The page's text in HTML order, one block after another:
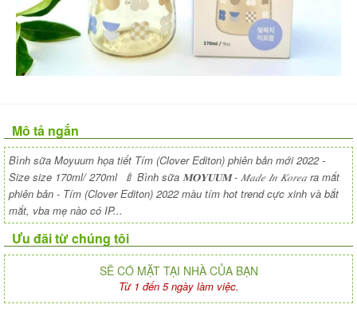
Mô tả ngắn
Bình sữa Moyuum họa tiết Tím (Clover Editon) phiên bản mới 2022 -
Size size 170ml/ 270ml 🍼 Bình sữa 𝐌𝐎𝐘𝐔𝐔𝐌 - 𝑀𝑎𝑑𝑒 𝐼𝑛 𝐾𝑜𝑟𝑒𝑎 ra mắt
phiên bản - Tím (Clover Editon) 2022 màu tím hot trend cực xinh và bắt
mắt, vba mẹ nào có IP...
Ưu đãi từ chúng tôi
SẼ CÓ MẶT TẠI NHÀ CỦA BẠN
Từ 1 đến 5 ngày làm việc.